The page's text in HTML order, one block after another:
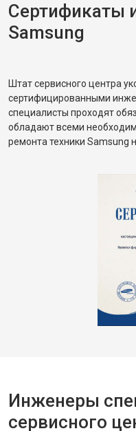
Сертификаты
Samsung
Штат сервисного центра
сертифицированными
специалисты проходят
обладают всеми
ремонта техники Samsung
Инженеры
сервисного